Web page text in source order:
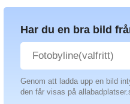
Har du en bra bild
Genom att ladda upp en bild
den får visas på